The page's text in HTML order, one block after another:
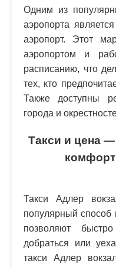
Одним из
аэропорта
аэропорт. Этот
аэропортом и
расписанию, что
тех, кто
Также доступны
города и
Такси и цена
Такси Адлер
популярный способ
позволяют
добраться или
такси Адлер